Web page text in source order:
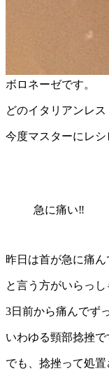
ボロネーゼです。
どのイタリアンレ
今度マスターにレシ
急に痛い‼️
昨日は首が急に痛ん
と言う方がいらっし
3日前から痛んでず
いわゆる頸部捻挫で
でも、捻挫って処